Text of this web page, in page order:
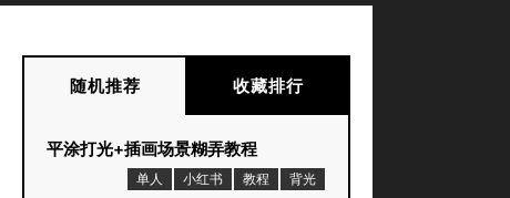
随机推荐 收藏排行
平涂打光+插画场景糊弄教程
单人 小红书 教程 背光